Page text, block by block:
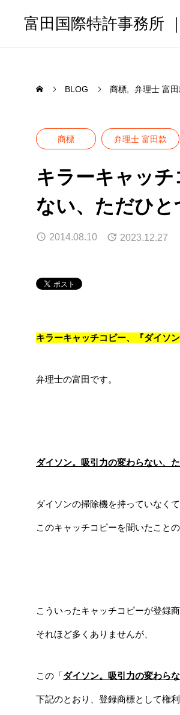
富田国際特許事務所
BLOG 商標 弁理士 富田
商標 弁理士 富田款
キラーキャッ
ない、ただひと
2014.08.10 2023.12.27
キラーキャッチコピー、『ダイソ
弁理士の富田です。
ダイソン。吸引力の変わらない、
ダイソンの掃除機を持っていなくて
このキャッチコピーを聞いたこと
こういったキャッチコピーが登録
それほど多くありませんが、
この「ダイソン。吸引力の変わら
下記のとおり、登録商標として権利